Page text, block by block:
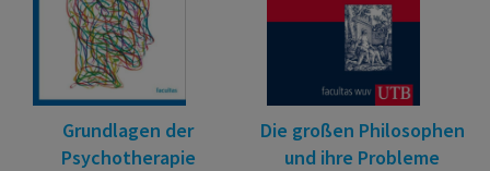
Grundlagen der
Psychotherapie
Die großen Philosophen
und ihre Probleme